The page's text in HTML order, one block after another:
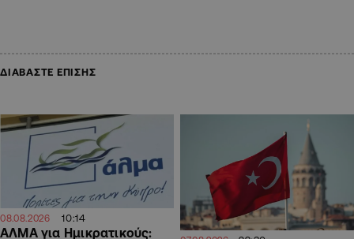
ΔΙΑΒΑΣΤΕ ΕΠΙΣΗΣ
08.08.2026 10:14
ΑΛΜΑ για Ημικρατικούς: